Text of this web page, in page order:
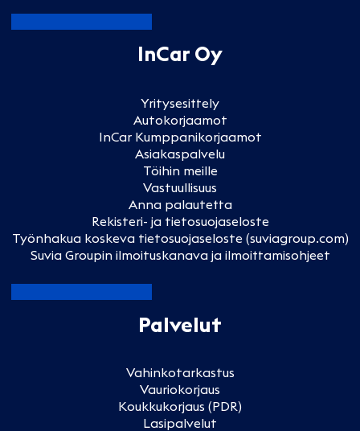
InCar Oy
Yritysesittely
Autokorjaamot
InCar Kumppanikorjaamot
Asiakaspalvelu
Töihin meille
Vastuullisuus
Anna palautetta
Rekisteri- ja tietosuojaseloste
Työnhakua koskeva tietosuojaseloste (suviagroup.com)
Suvia Groupin ilmoituskanava ja ilmoittamisohjeet
Palvelut
Vahinkotarkastus
Vauriokorjaus
Koukkukorjaus (PDR)
Lasipalvelut